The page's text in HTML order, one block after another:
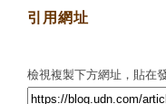
引用網址
檢視複製下方網址，貼在